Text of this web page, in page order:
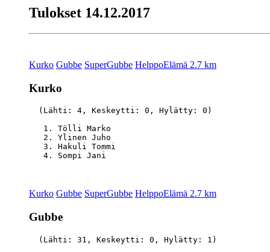
Tulokset 14.12.2017
Kurko Gubbe SuperGubbe HelppoElämä 2.7 km
Kurko
  (Lähti: 4, Keskeytti: 0, Hylätty: 0)
1. Tölli Marko
2. Ylinen Juho
3. Hakuli Tommi
Kurko Gubbe SuperGubbe HelppoElämä 2.7 km
Gubbe
  (Lähti: 31, Keskeytti: 0, Hylätty: 1)